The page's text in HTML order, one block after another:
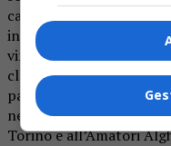
cavallo tra il 1989 e il
in B e tanti, tanti anni in
vinto la prima giornata
classifica opposti
pagando lo scotto del
nel terzo turno sono
Torino e all’Amatori